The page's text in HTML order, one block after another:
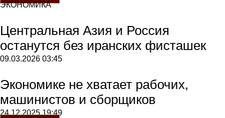
ЭКОНОМИКА
Центральная Азия и Россия
останутся без иранских фисташек
09.03.2026 03:45
Экономике не хватает рабочих,
машинистов и сборщиков
24.12.202519:49